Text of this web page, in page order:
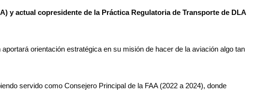
y actual copresidente de la Práctica Regulatoria de Transporte de DLA
orientación estratégica en su misión de hacer de la aviación algo tan
servido como Consejero Principal de la FAA (2022 a 2024), donde